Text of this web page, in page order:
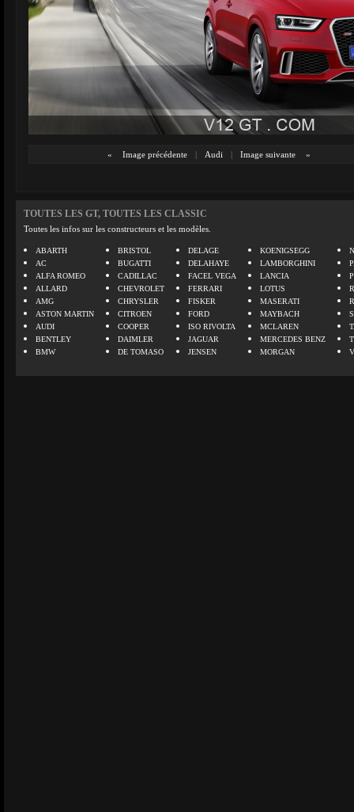
« Image précédente | Audi | Image suivante »
TOUTES LES GT, TOUTES LES CLASSIC
Toutes les infos sur les constructeurs et les modèles.
ABARTH
AC
ALFA ROMEO
ALLARD
AMG
ASTON MARTIN
AUDI
BENTLEY
BMW
BRISTOL
BUGATTI
CADILLAC
CHEVROLET
CHRYSLER
CITROEN
COOPER
DAIMLER
DE TOMASO
DELAGE
DELAHAYE
FACEL VEGA
FERRARI
FISKER
FORD
ISO RIVOLTA
JAGUAR
JENSEN
KOENIGSEGG
LAMBORGHINI
LANCIA
LOTUS
MASERATI
MAYBACH
MCLAREN
MERCEDES BENZ
MORGAN